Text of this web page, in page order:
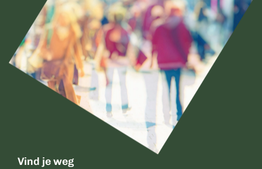
Vind je weg